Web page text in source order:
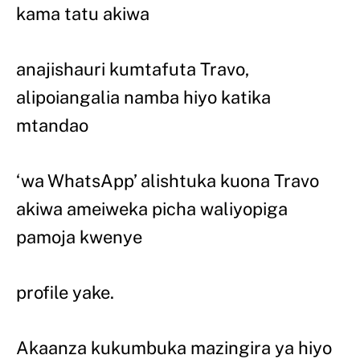
kama tatu akiwa
anajishauri kumtafuta Travo,
alipoiangalia namba hiyo katika
mtandao
‘wa WhatsApp’ alishtuka kuona Travo
akiwa ameiweka picha waliyopiga
pamoja kwenye
profile yake.
Akaanza kukumbuka mazingira ya hiyo